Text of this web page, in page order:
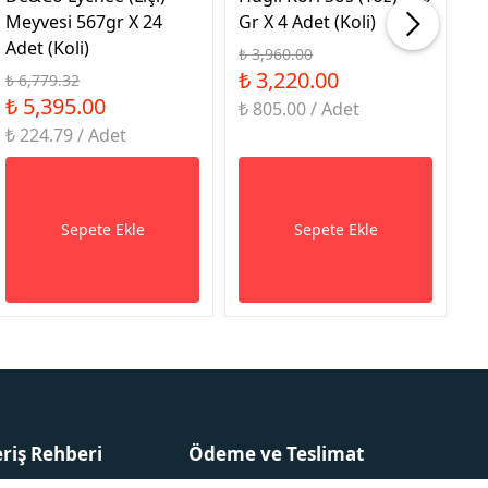
Meyvesi 567gr X 24
Adet (Koli)
₺ 6,779.32
₺ 5,395.00
₺ 224.79 / Adet
Sepete Ekle
Gr X 4 Adet (Koli)
₺ 3,960.00
₺ 3,220.00
₺ 805.00 / Adet
Sepete Ekle
Rehberi Ödeme ve Teslimat